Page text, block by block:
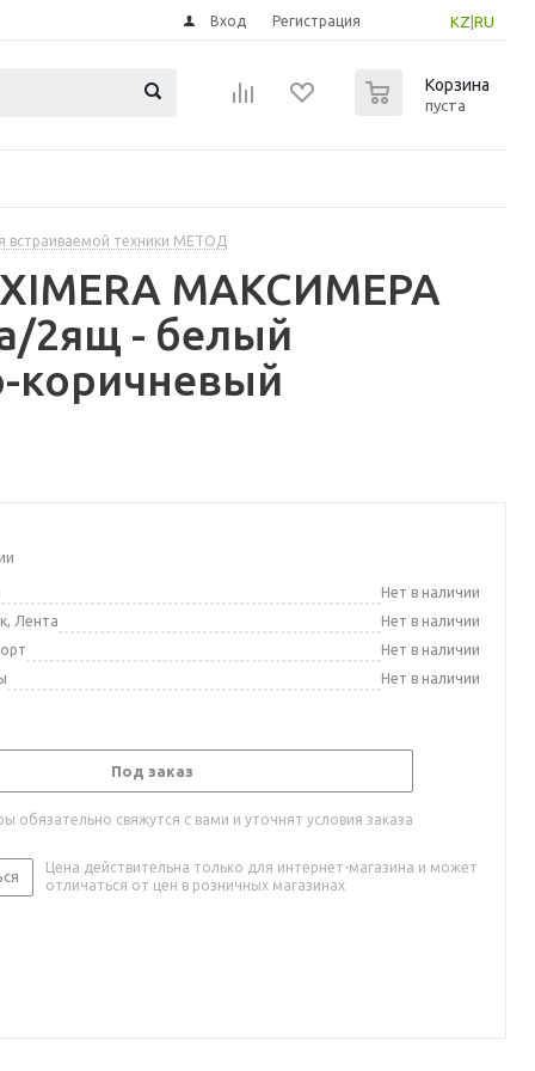
KZ RU
Вход Регистрация
Корзина
пуста
встраиваемой техники МЕТОД
МАКСИМЕРА
2ящ - белый
коричневый
Нет в наличии
Лента
Нет в наличии
Нет в наличии
Нет в наличии
Под заказ
обязательно свяжутся с вами и уточнят условия заказа
Цена действительна только для интернет-магазина и может
отличаться от цен в розничных магазинах